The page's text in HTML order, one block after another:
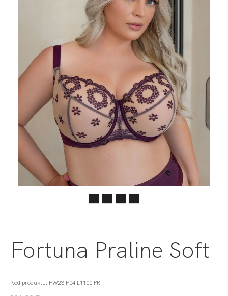
Fortuna Praline Soft
Kod produktu: FW23 F04 L1100 PR